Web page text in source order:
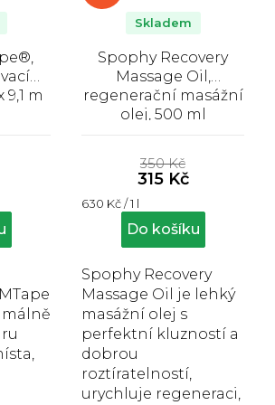
9,1 m
Spophy Recovery
Massage Oil,
regenerační masážní
olej, 500 ml
produktu
5,0
Skladem
350 Kč
315 Kč
Měrná
630 Kč / 1 l
Do košíku
Spophy Recovery
Massage Oil je lehký
masážní olej s
perfektní kluzností a
dobrou
roztíratelností,
urychluje regeneraci,